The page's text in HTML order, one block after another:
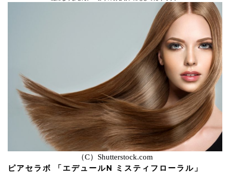
（C）Shutterstock.com
ピアセラボ 「エデュールN ミスティフローラル」